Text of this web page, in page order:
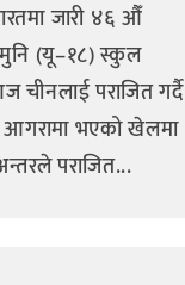
जारी ४६ औँ
(यू–१८) स्कुल
चीनलाई पराजित गर्दै
भएको खेलमा
पराजित...